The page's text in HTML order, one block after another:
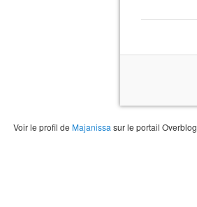
Voir le profil de Majanissa sur le portail Overblog